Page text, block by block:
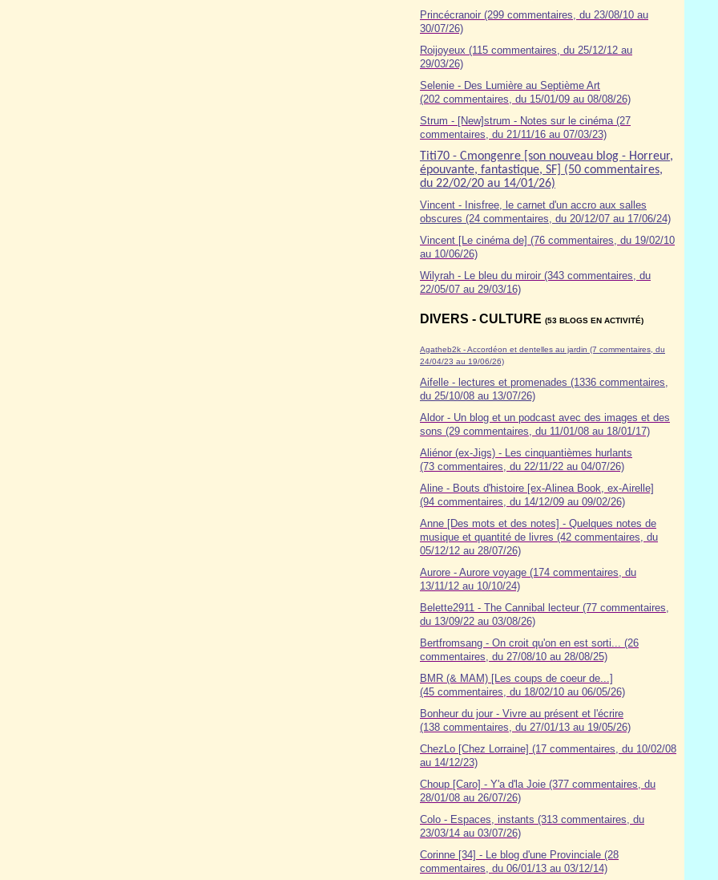
Princécranoir (299 commentaires, du 23/08/10 au
30/07/26)
Roijoyeux (115 commentaires, du 25/12/12 au
29/03/26)
Selenie - Des Lumière au Septième Art
(202 commentaires, du 15/01/09 au 08/08/26)
Strum - [New]strum - Notes sur le cinéma (27
commentaires, du 21/11/16 au 07/03/23)
Titi70 - Cmongenre [son nouveau blog - Horreur,
épouvante, fantastique, SF] (50 commentaires,
du 22/02/20 au 14/01/26)
Vincent - Inisfree, le carnet d'un accro aux salles
obscures (24 commentaires, du 20/12/07 au 17/06/24)
Vincent [Le cinéma de] (76 commentaires, du 19/02/10
au 10/06/26)
Wilyrah - Le bleu du miroir (343 commentaires, du
22/05/07 au 29/03/16)
DIVERS - CULTURE (53 BLOGS EN ACTIVITÉ)
Agatheb2k - Accordéon et dentelles au jardin (7 commentaires, du
24/04/23 au 19/06/26)
Aifelle - lectures et promenades (1336 commentaires,
du 25/10/08 au 13/07/26)
Aldor - Un blog et un podcast avec des images et des
sons (29 commentaires, du 11/01/08 au 18/01/17)
Aliénor (ex-Jigs) - Les cinquantièmes hurlants
(73 commentaires, du 22/11/22 au 04/07/26)
Aline - Bouts d'histoire [ex-Alinea Book, ex-Airelle]
(94 commentaires, du 14/12/09 au 09/02/26)
Anne [Des mots et des notes] - Quelques notes de
musique et quantité de livres (42 commentaires, du
05/12/12 au 28/07/26)
Aurore - Aurore voyage (174 commentaires, du
13/11/12 au 10/10/24)
Belette2911 - The Cannibal lecteur (77 commentaires,
du 13/09/22 au 03/08/26)
Bertfromsang - On croit qu'on en est sorti... (26
commentaires, du 27/08/10 au 28/08/25)
BMR (& MAM) [Les coups de coeur de...]
(45 commentaires, du 18/02/10 au 06/05/26)
Bonheur du jour - Vivre au présent et l'écrire
(138 commentaires, du 27/01/13 au 19/05/26)
ChezLo [Chez Lorraine] (17 commentaires, du 10/02/08
au 14/12/23)
Choup [Caro] - Y'a d'la Joie (377 commentaires, du
28/01/08 au 26/07/26)
Colo - Espaces, instants (313 commentaires, du
23/03/14 au 03/07/26)
Corinne [34] - Le blog d'une Provinciale (28
commentaires, du 06/01/13 au 03/12/14)